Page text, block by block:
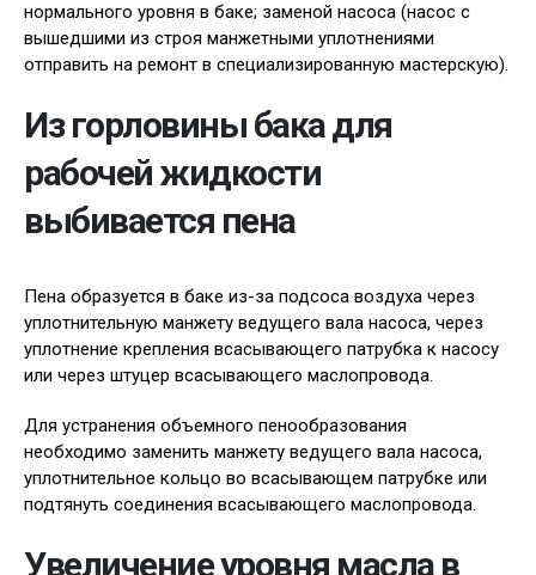
нормального уровня в баке; заменой насоса (насос с
вышедшими из строя манжетными уплотнениями
отправить на ремонт в специализированную мастерскую).
Из горловины бака для
рабочей жидкости
выбивается пена
Пена образуется в баке из-за подсоса воздуха через
уплотнительную манжету ведущего вала насоса, через
уплотнение крепления всасывающего патрубка к насосу
или через штуцер всасывающего маслопровода.
Для устранения объемного пенообразования
необходимо заменить манжету ведущего вала насоса,
уплотнительное кольцо во всасывающем патрубке или
подтянуть соединения всасывающего маслопровода.
Увеличение уровня масла в